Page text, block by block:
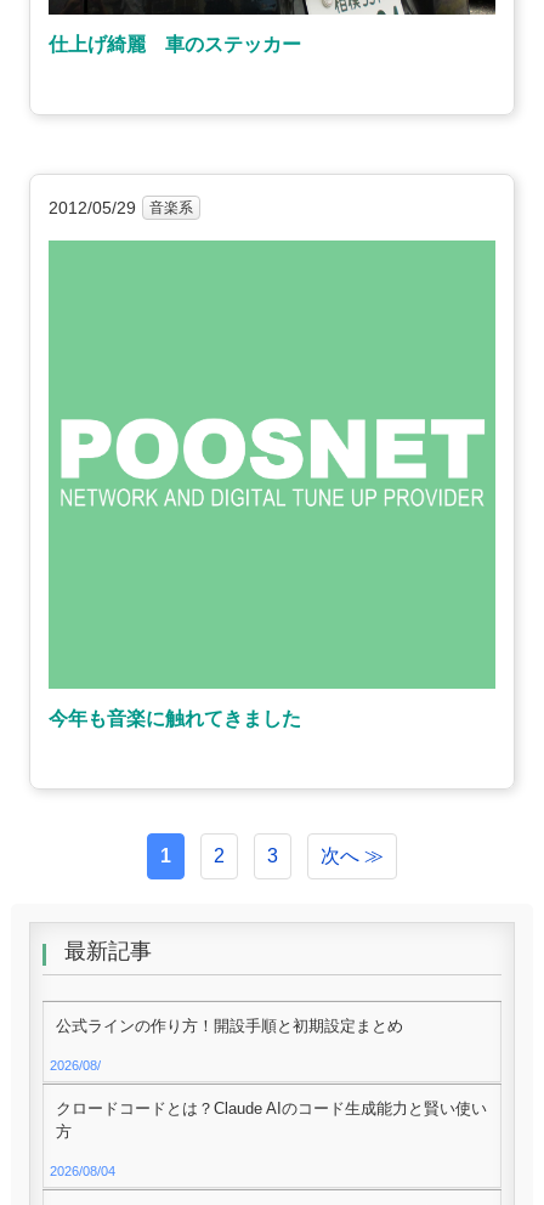
仕上げ綺麗 車のステッカー
2012/05/29 音楽系
今年も音楽に触れてきました
1 2 3 次へ ≫
最新記事
公式ラインの作り方！開設手順と初期設定まとめ
2026/08/
クロードコードとは？Claude AIのコード生成能力と賢い使い
方
2026/08/04